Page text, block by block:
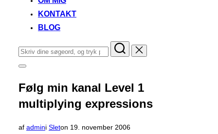
KONTAKT
BLOG
Søg
efter:
Slå
i
sidekolonne
Følg min kanal Level 1
multiplying expressions
af admini Sleton Udgivet
19. november 2006